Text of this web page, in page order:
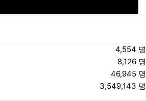
이용자 개인정보의 이용 및 제3자 제공
회사에 개인정보 수집 이용 제공 등의 동
4,554 명
8,126 명
46,945 명
3,549,143 명